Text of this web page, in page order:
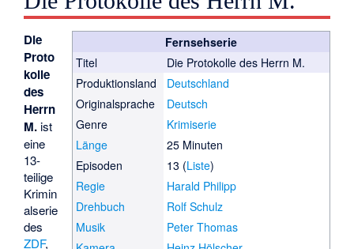
Fernsehserie
Titel
Die Protokolle des Herrn M.
Produktionsland
Deutschland
Originalsprache
Deutsch
Genre
Krimiserie
Länge
25 Minuten
Episoden
13 (Liste)
Regie
Harald Philipp
Drehbuch
Rolf Schulz
Musik
Peter Thomas
Die
Proto
kolle
des
Herrn
M. ist
eine
13-
teilige
Krimin
alserie
des
ZDF,